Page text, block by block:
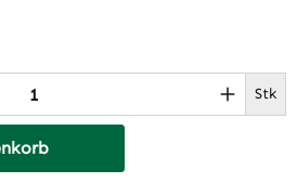
Gib den gewünschten Stk